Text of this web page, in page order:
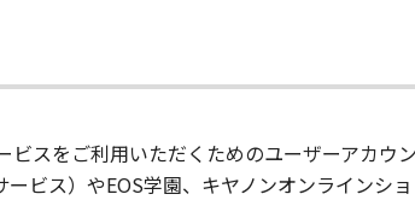
ビスをご利用いただくためのユーザーアカ
ビス）やEOS学園、キヤノンオンライン